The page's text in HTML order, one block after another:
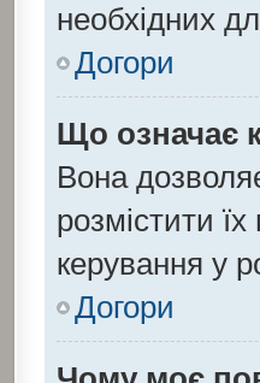
необхідних
Догори
Що означає
Вона
розмістити
керування у
Догори